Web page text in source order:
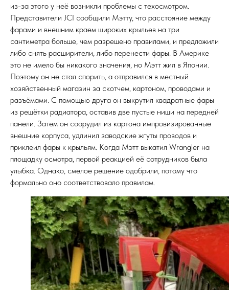
из-за этого у неё возникли проблемы с техосмотром.
Представители JCI сообщили Мэтту, что расстояние между
фарами и внешним краем широких крыльев на три
сантиметра больше, чем разрешено правилами, и предложили
либо снять расширители, либо перенести фары. В Америке
это не имело бы никакого значения, но Мэтт жил в Японии.
Поэтому он не стал спорить, а отправился в местный
хозяйственный магазин за скотчем, картоном, проводами и
разъёмами. С помощью друга он выкрутил квадратные фары
из решётки радиатора, оставив две пустые ниши на передней
панели. Затем он соорудил из картона импровизированные
внешние корпуса, удлинил заводские жгуты проводов и
приклеил фары к крыльям. Когда Мэтт выкатил Wrangler на
площадку осмотра, первой реакцией её сотрудников была
улыбка. Однако, смелое решение одобрили, потому что
формально оно соответствовало правилам.